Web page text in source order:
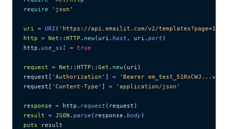
require ' json '
uri = URI ( ' https://api.emailit.com/v2/
http = Net :: HTTP . new(uri. host , uri. port )
http. use_ssl = true
request = Net :: HTTP :: Get . new(uri)
request[ ' Authorization ' ] = ' Bearer
request[ ' Content-Type ' ] = ' application/json '
response = http. request (request)
result = JSON . parse (response. body)
puts result